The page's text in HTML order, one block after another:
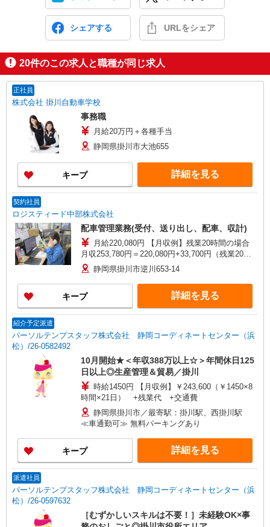
シェアする URLをシェア
20件のこの求人と職種が同じ求人
正社員
株式会社 掛川自動車学校
事務職
月給20万円＋各種手当
静岡県掛川市大池655
キープ 詳細を見る
契約社員
ロジスティード中部株式会社
配車管理業務(受付、送り出し、配車、収計)
月給220,080円 【月収例】残業20時間の場合
月収253,780円＝220,080円+33,700円（残業20時
間）静岡県掛川市逆川653-14
キープ 詳細を見る
紹介予定派遣
パーソルテンプスタッフ株式会社 静岡コーディネートセンター（浜
松）/26-0582492
10月開始★＜年収388万以上☆＞年間休日125
日以上◎生産管理＆貿易／掛川
時給1450円 【月収例】￥243,600（￥1450×8
時間×21日） +残業代 +交通費
静岡県掛川市／最寄駅：掛川駅、西掛川駅
≪車通勤可≫ 無料パーキングあり
キープ 詳細を見る
派遣社員
パーソルテンプスタッフ株式会社 静岡コーディネートセンター（浜
松）/26-0597632
［むずかしいスキルは不要！］未経験OK×事